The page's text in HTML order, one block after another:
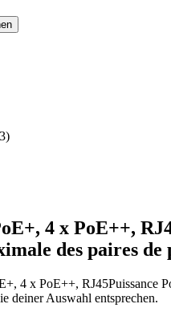
4 x PoE++,
des paires de
4 x PoE++, RJ45Puissance
deiner Auswahl entsprechen.